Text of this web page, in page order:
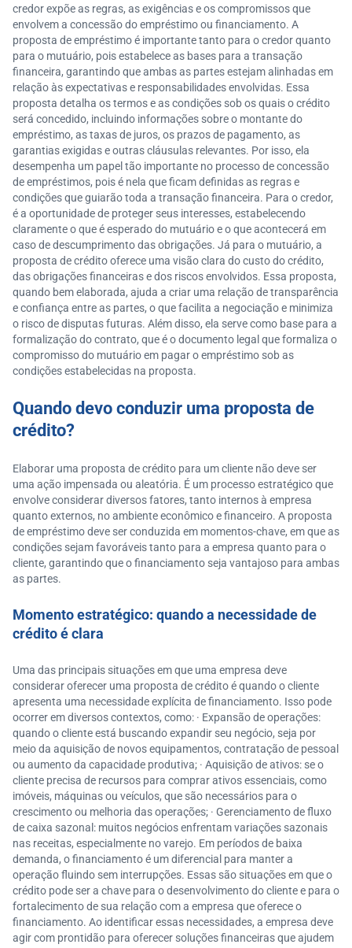
credor expõe as regras, as exigências e os compromissos que
envolvem a concessão do empréstimo ou financiamento. A
proposta de empréstimo é importante tanto para o credor quanto
para o mutuário, pois estabelece as bases para a transação
financeira, garantindo que ambas as partes estejam alinhadas em
relação às expectativas e responsabilidades envolvidas. Essa
proposta detalha os termos e as condições sob os quais o crédito
será concedido, incluindo informações sobre o montante do
empréstimo, as taxas de juros, os prazos de pagamento, as
garantias exigidas e outras cláusulas relevantes. Por isso, ela
desempenha um papel tão importante no processo de concessão
de empréstimos, pois é nela que ficam definidas as regras e
condições que guiarão toda a transação financeira. Para o credor,
é a oportunidade de proteger seus interesses, estabelecendo
claramente o que é esperado do mutuário e o que acontecerá em
caso de descumprimento das obrigações. Já para o mutuário, a
proposta de crédito oferece uma visão clara do custo do crédito,
das obrigações financeiras e dos riscos envolvidos. Essa proposta,
quando bem elaborada, ajuda a criar uma relação de transparência
e confiança entre as partes, o que facilita a negociação e minimiza
o risco de disputas futuras. Além disso, ela serve como base para a
formalização do contrato, que é o documento legal que formaliza o
compromisso do mutuário em pagar o empréstimo sob as
condições estabelecidas na proposta.
Quando devo conduzir uma proposta de
crédito?
Elaborar uma proposta de crédito para um cliente não deve ser
uma ação impensada ou aleatória. É um processo estratégico que
envolve considerar diversos fatores, tanto internos à empresa
quanto externos, no ambiente econômico e financeiro. A proposta
de empréstimo deve ser conduzida em momentos-chave, em que as
condições sejam favoráveis tanto para a empresa quanto para o
cliente, garantindo que o financiamento seja vantajoso para ambas
as partes.
Momento estratégico: quando a necessidade de
crédito é clara
Uma das principais situações em que uma empresa deve
considerar oferecer uma proposta de crédito é quando o cliente
apresenta uma necessidade explícita de financiamento. Isso pode
ocorrer em diversos contextos, como: · Expansão de operações:
quando o cliente está buscando expandir seu negócio, seja por
meio da aquisição de novos equipamentos, contratação de pessoal
ou aumento da capacidade produtiva; · Aquisição de ativos: se o
cliente precisa de recursos para comprar ativos essenciais, como
imóveis, máquinas ou veículos, que são necessários para o
crescimento ou melhoria das operações; · Gerenciamento de fluxo
de caixa sazonal: muitos negócios enfrentam variações sazonais
nas receitas, especialmente no varejo. Em períodos de baixa
demanda, o financiamento é um diferencial para manter a
operação fluindo sem interrupções. Essas são situações em que o
crédito pode ser a chave para o desenvolvimento do cliente e para o
fortalecimento de sua relação com a empresa que oferece o
financiamento. Ao identificar essas necessidades, a empresa deve
agir com prontidão para oferecer soluções financeiras que ajudem